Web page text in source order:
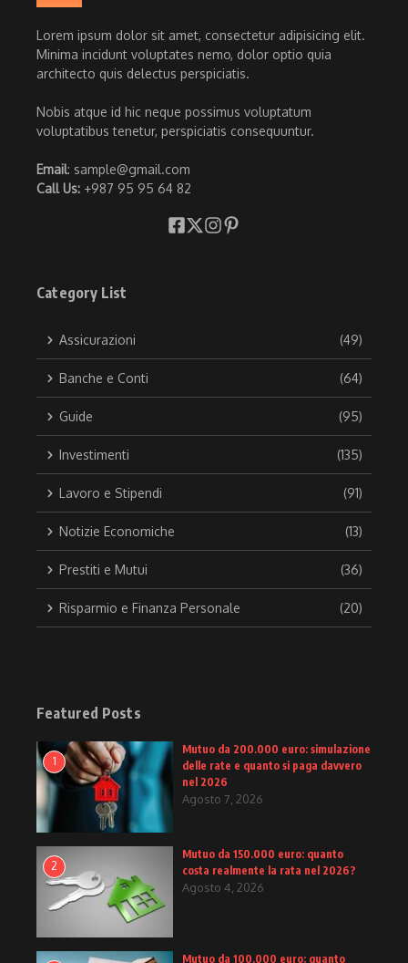
Lorem ipsum dolor sit amet, consectetur adipisicing elit.
Minima incidunt voluptates nemo, dolor optio quia
architecto quis delectus perspiciatis.
Nobis atque id hic neque possimus voluptatum
voluptatibus tenetur, perspiciatis consequuntur.
Email: sample@gmail.com
Call Us: +987 95 95 64 82
Category List
Assicurazioni (49)
Banche e Conti (64)
Guide (95)
Investimenti (135)
Lavoro e Stipendi (91)
Notizie Economiche (13)
Prestiti e Mutui (36)
Risparmio e Finanza Personale (20)
Featured Posts
1
Mutuo da 200.000 euro: simulazione
delle rate e quanto si paga davvero
nel 2026
Agosto 7, 2026
2
Mutuo da 150.000 euro: quanto
costa realmente la rata nel 2026?
Agosto 4, 2026
Mutuo da 100.000 euro: quanto